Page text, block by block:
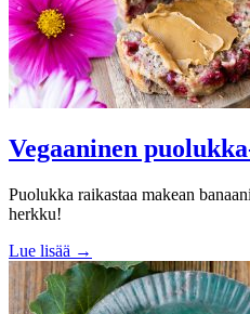
Vegaaninen
Puolukka raikastaa makean
herkku!
Lue lisää →